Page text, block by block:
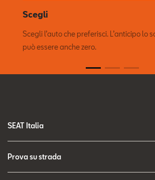
Scegli
Scegli l’auto che preferisci. L’anticipo lo
può essere anche zero.
SEAT Italia
Prova su strada